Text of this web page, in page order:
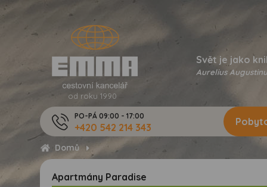
od roku 1990
Svět je jako
Aurelius
PO-PÁ 09:00 - 17:00
+420 542 214 343
Domů
Apartmány Paradise